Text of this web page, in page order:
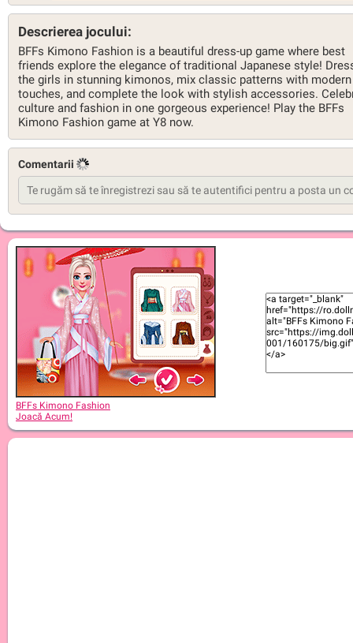
Descrierea jocului:
BFFs Kimono Fashion is a beautiful dress-up game where best
friends explore the elegance of traditional Japanese style!
the girls in stunning kimonos, mix classic patterns with modern
touches, and complete the look with stylish accessories.
culture and fashion in one gorgeous experience! Play the BFFs
Kimono Fashion game at Y8 now.
Comentarii
BFFs Kimono Fashion
Joacă Acum!